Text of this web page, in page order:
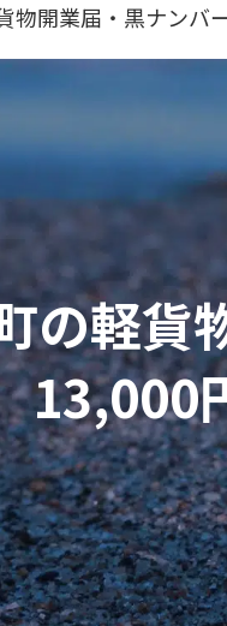
物開業届・黒ナンバ
の軽貨
13,000